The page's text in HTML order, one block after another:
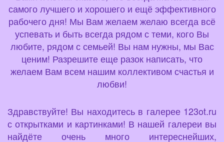
самого лучшего и хорошего и ещё эффективного
рабочего дня! Мы Вам желаем желаю всегда всё
успевать и быть всегда рядом с теми, кого Вы
любите, рядом с семьей! Вы нам нужны, мы Вас
ценим! Разрешите еще разок написать, что
желаем Вам всем нашим коллективом счастья и
любви!
Здравствуйте! Вы находитесь в галерее 123ot.ru
с открытками и картинками! В нашей галереи вы
найдёте очень много интереснейших,